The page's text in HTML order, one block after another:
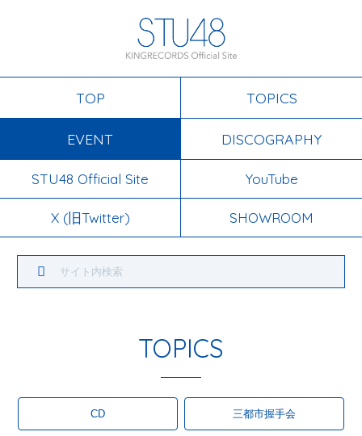
TOP TOPICS
EVENT DISCOGRAPHY
STU48 Official Site YouTube
X (旧Twitter) SHOWROOM
TOPICS
CD 三都市握手会